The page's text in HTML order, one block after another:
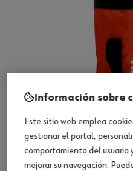
Información sobre
Este sitio web emplea
gestionar el portal,
comportamiento del usuario
mejorar su navegación.